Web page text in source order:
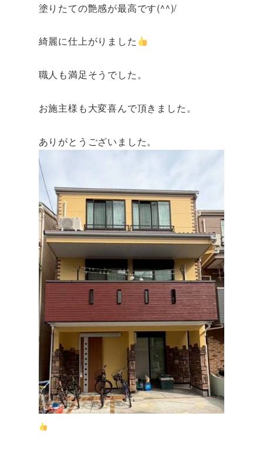
塗りたての艶感が最高です(^^)/
綺麗に仕上がりました
職人も満足そうでした。
お施主様も大変喜んで頂きました。
ありがとうございました。